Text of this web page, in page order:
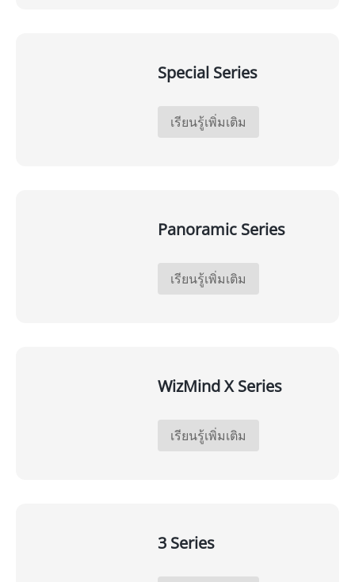
Special Series
เรียนรู้เพิ่มเติม
Panoramic Series
เรียนรู้เพิ่มเติม
WizMind X Series
เรียนรู้เพิ่มเติม
3 Series